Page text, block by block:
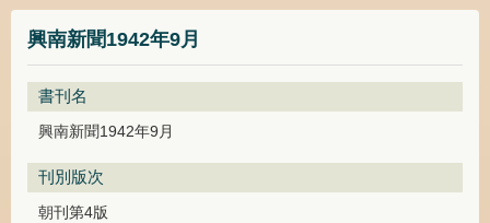
興南新聞1942年9月
書刊名
興南新聞1942年9月
刊別版次
朝刊第4版